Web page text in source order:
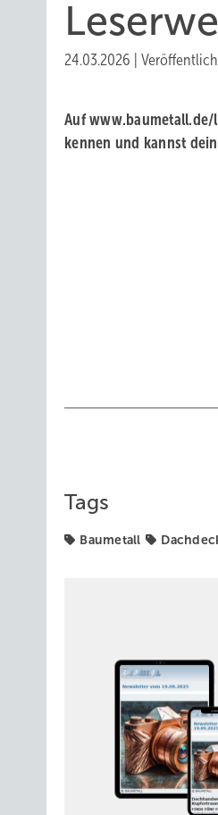
24.03.2026
Auf
kennen und kannst
Tags
Baumetall